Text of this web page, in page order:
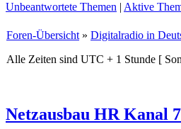
Unbeantwortete Themen | Aktive
Foren-Übersicht » Digitalradio in
Alle Zeiten sind UTC + 1 Stunde [
Netzausbau HR Kanal